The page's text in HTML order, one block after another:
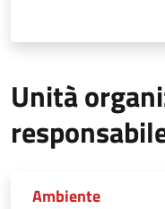
Unità
Ambiente